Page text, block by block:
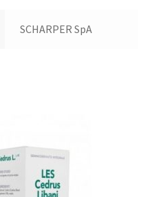
SCHARPER SpA